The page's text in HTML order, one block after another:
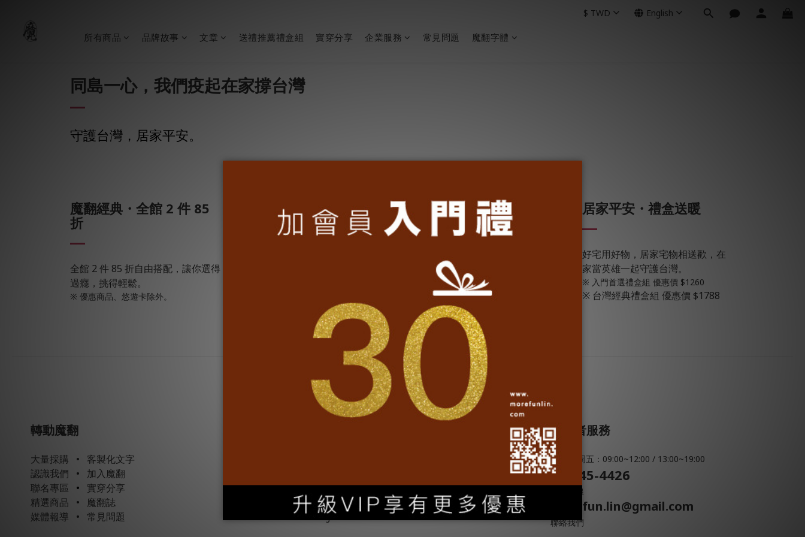
所有商品 品牌故事 文章 送禮推薦禮盒組 實穿分享 企業服務 常見問題 魔翻字體
$ TWD English
同島一心，我們疫起在家撐台灣
守護台灣，居家平安。
魔翻經典・全館 2 件 85
折
全館 2 件 85 折自由搭配，讓你選得
過癮，挑得輕鬆。
※ 優惠商品、悠遊卡除外。
守護台灣・任選2件699 滿額好禮・好飾發生
生活。
※ 滿 999 即贈招財進寶 / 追求自由民主
胸章乙個。
滿 1999 即贈台灣動物刺繡布貼乙
個。
居家平安・禮盒送暖
好宅用好物，居家宅物相送歡，在
家當英雄一起守護台灣。
※ 入門首選禮盒組 優惠價 $1260
※ 台灣經典禮盒組 優惠價 $1788
轉動魔翻
大量採購 •
客製化文字
認識我們 •
加入魔翻
聯名專區 •
實穿分享
精選商品 •
魔翻誌
媒體報導
• 常見問題 Instagram
消費者服務
周一 ~ 周五：09:00~12:00 / 13:00~19:00
07-345-4426
服務專線
morefun.lin@gmail.com
聯絡我們